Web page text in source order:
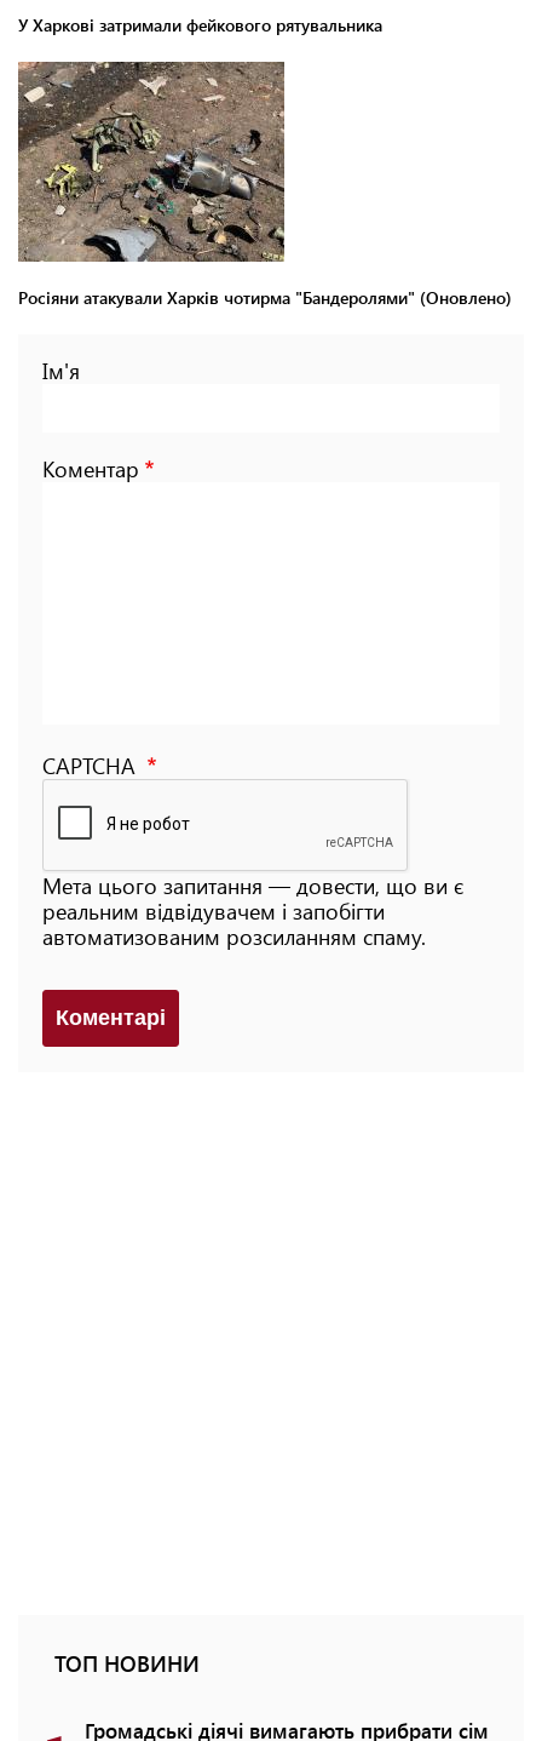
У Харкові затримали фейкового рятувальника
Росіяни атакували Харків чотирма "Бандеролями" (Оновлено)
Ім'я
Коментар
CAPTCHA
Мета цього запитання — довести, що ви є
реальним відвідувачем і запобігти
автоматизованим розсиланням спаму.
Коментарi
ТОП НОВИНИ
Громадські діячі вимагають прибрати сім